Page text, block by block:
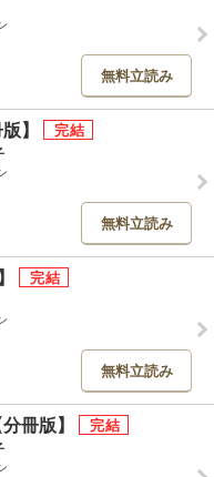
無料立読み
】
無料立読み
無料立読み
冊版】